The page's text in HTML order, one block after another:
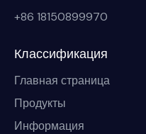
+86 18150899970
Классификация
Главная страница
Продукты
Информация